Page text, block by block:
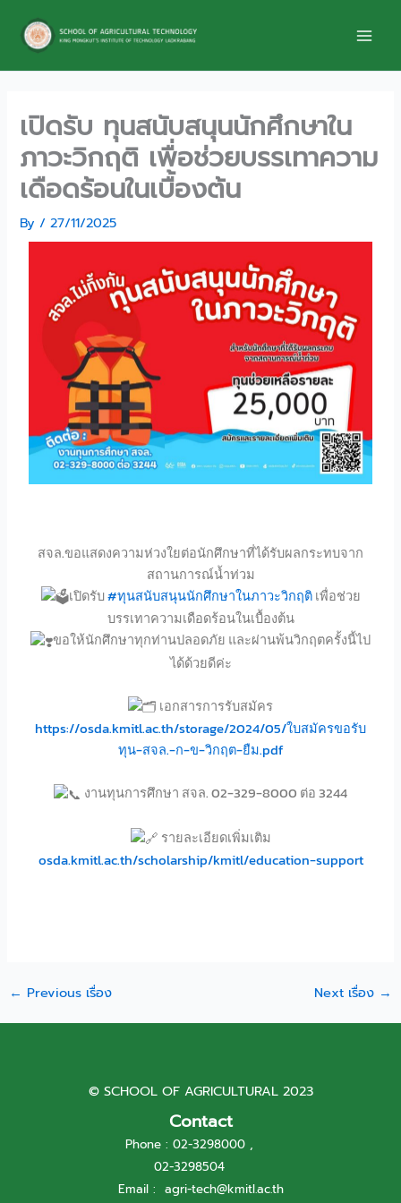
content
เปิดรับ ทุนสนับสนุนนักศึกษาใน
ภาวะวิกฤติ เพื่อช่วยบรรเทาความ
เดือดร้อนในเบื้องต้น
By/27/11/2025
สจล.ขอแสดงความห่วงใยต่อนักศึกษาที่ได้รับผลกระทบจาก
สถานการณ์น้ำท่วม
เปิดรับ#ทุนสนับสนุนนักศึกษาในภาวะวิกฤติเพื่อช่วย
บรรเทาความเดือดร้อนในเบื้องต้น
ขอให้นักศึกษาทุกท่านปลอดภัย และผ่านพ้นวิกฤตครั้งนี้ไป
ได้ด้วยดีค่ะ
เอกสารการรับสมัคร
https://osda.kmitl.ac.th/storage/2024/05/ใบสมัครขอรับ
ทุน-สจล.-ก-ข-วิกฤต-ยืม.pdf
งานทุนการศึกษา สจล. 02-329-8000 ต่อ 3244
รายละเอียดเพิ่มเติม
osda.kmitl.ac.th/scholarship/kmitl/education-support
← Previous เรื่อง Next เรื่อง →
© SCHOOL OF AGRICULTURAL 2023
Contact
Phone : 02-3298000 ,
02-3298504
Email : agri-tech@kmitl.ac.th